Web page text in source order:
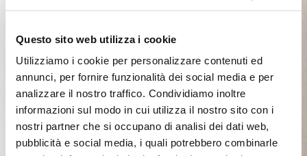
Questo sito web utilizza i cookie
Utilizziamo i cookie per personalizzare contenuti ed
annunci, per fornire funzionalità dei social media e per
analizzare il nostro traffico. Condividiamo inoltre
informazioni sul modo in cui utilizza il nostro sito con i
nostri partner che si occupano di analisi dei dati web,
pubblicità e social media, i quali potrebbero combinarle